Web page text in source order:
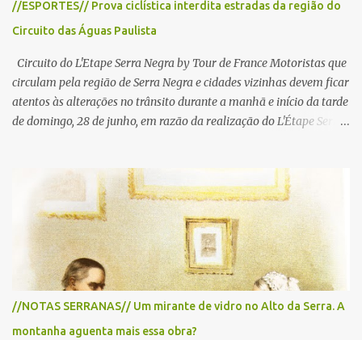
//ESPORTES// Prova ciclística interdita estradas da região do
Circuito das Águas Paulista
Circuito do L'Etape Serra Negra by Tour de France Motoristas que
circulam pela região de Serra Negra e cidades vizinhas devem ficar
atentos às alterações no trânsito durante a manhã e início da tarde
de domingo, 28 de junho, em razão da realização do L'Étape Serra
reunirá atletas de diferentes regiões do país e terá percursos
passando pelos municípios de Serra Negra, Amparo, Monte Alegre
do Sul, Lindoia e Socorro. Para garantir a segurança dos
participantes e do público, diversos trechos de rodovias e estradas
da região serão interditados temporariamente ao longo da prova.
A largada será na Rua Coronel Pedro Penteado, em Serra Negra,
para cerca de 2.000 ciclistas, às 6h30. De acordo com o
cronograma da organização e de todas as prefeituras envolvidas,
as interdições ocorrerão de forma programada e os trechos serão
//NOTAS SERRANAS// Um mirante de vidro no Alto da Serra. A
montanha aguenta mais essa obra?